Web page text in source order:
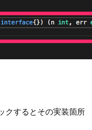
クするとその実装箇所